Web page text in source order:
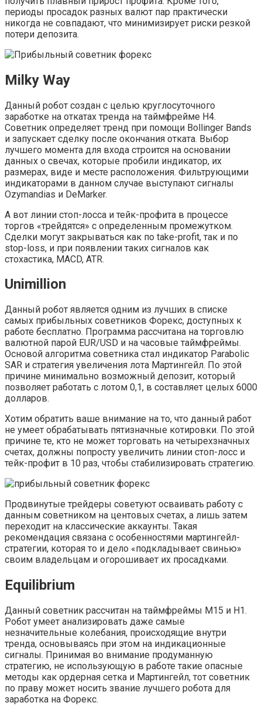
периоды просадок разных валют пар практически
никогда не совпадают, что минимизирует риски резкой
потери депозита.
Milky Way
Данный робот создан с целью круглосуточного
заработке на откатах тренда на таймфрейме Н4.
Советник определяет тренд при помощи Bollinger Bands
и запускает сделку после окончания отката. Выбор
лучшего момента для входа строится на основании
данных о свечах, которые пробили индикатор, их
размерах, виде и месте расположения. Фильтрующими
индикаторами в данном случае выступают сигналы
Ozymandias и DeMarker.
А вот линии стоп-лосса и тейк-профита в процессе
торгов «трейдятся» с определенным промежутком.
Сделки могут закрываться как по take-profit, так и по
stop-loss, и при появлении таких сигналов как
стохастика, MACD, ATR.
Unimillion
Данный робот является одним из лучших в списке
самых прибыльных советников Форекс, доступных к
работе бесплатно. Программа рассчитана на торговлю
валютной парой EUR/USD и на часовые таймфреймы.
Основой алгоритма советника стал индикатор Parabolic
SAR и стратегия увеличения лота Мартингейл. По этой
причине минимально возможный депозит, который
позволяет работать с лотом 0,1, в составляет целых 6000
долларов.
Хотим обратить ваше внимание на то, что данный работ
не умеет обрабатывать пятизначные котировки. По этой
причине те, кто не может торговать на четырехзначных
счетах, должны попросту увеличить линии стоп-лосс и
тейк-профит в 10 раз, чтобы стабилизировать стратегию.
Продвинутые трейдеры советуют осваивать работу с
данным советником на центовых счетах, а лишь затем
переходит на классические аккаунты. Такая
рекомендация связана с особенностями мартингейл-
стратегии, которая то и дело «подкладывает свинью»
своим владельцам и огорошивает их просадками.
Equilibrium
Данный советник рассчитан на таймфреймы М15 и Н1.
Робот умеет анализировать даже самые
незначительные колебания, происходящие внутри
тренда, основываясь при этом на индикационные
сигналы. Принимая во внимание продуманную
стратегию, не использующую в работе такие опасные
методы как ордерная сетка и Мартингейл, тот советник
по праву может носить звание лучшего робота для
заработка на Форекс.